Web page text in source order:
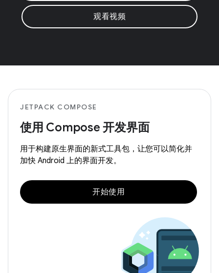
观看视频
JETPACK COMPOSE
使用 Compose 开发界面
用于构建原生界面的新式工具包，让您可以简化并
加快 Android 上的界面开发。
开始使用